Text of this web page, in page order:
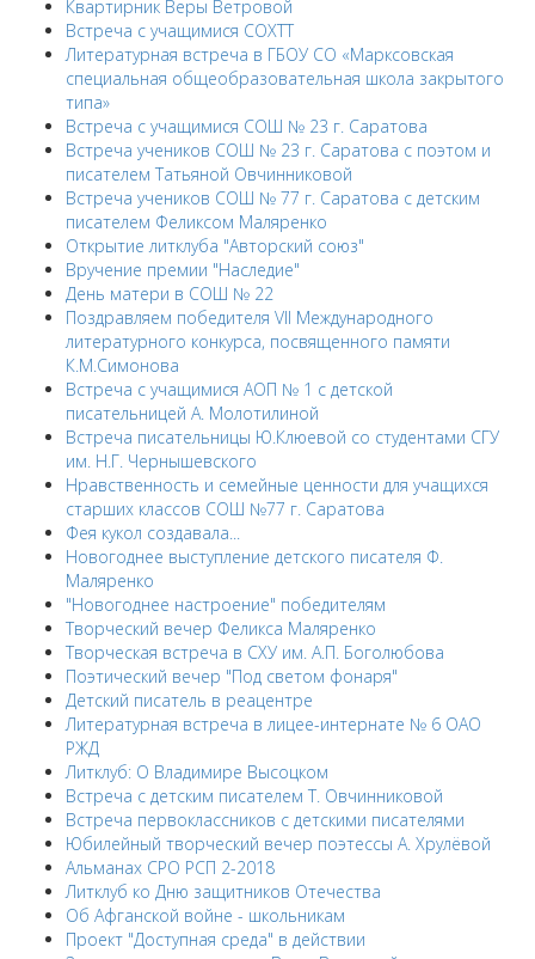
Квартирник Веры Ветровой
Встреча с учащимися СОХТТ
Литературная встреча в ГБОУ СО «Марксовская
специальная общеобразовательная школа закрытого
типа»
Встреча с учащимися СОШ № 23 г. Саратова
Встреча учеников СОШ № 23 г. Саратова с поэтом и
писателем Татьяной Овчинниковой
Встреча учеников СОШ № 77 г. Саратова с детским
писателем Феликсом Маляренко
Открытие литклуба "Авторский союз"
Вручение премии "Наследие"
День матери в СОШ № 22
Поздравляем победителя VII Международного
литературного конкурса, посвященного памяти
К.М.Симонова
Встреча с учащимися АОП № 1 с детской
писательницей А. Молотилиной
Встреча писательницы Ю.Клюевой со студентами СГУ
им. Н.Г. Чернышевского
Нравственность и семейные ценности для учащихся
старших классов СОШ №77 г. Саратова
Фея кукол создавала...
Новогоднее выступление детского писателя Ф.
Маляренко
"Новогоднее настроение" победителям
Творческий вечер Феликса Маляренко
Творческая встреча в СХУ им. А.П. Боголюбова
Поэтический вечер "Под светом фонаря"
Детский писатель в реацентре
Литературная встреча в лицее-интернате № 6 ОАО
РЖД
Литклуб: О Владимире Высоцком
Встреча с детским писателем Т. Овчинниковой
Встреча первоклассников с детскими писателями
Юбилейный творческий вечер поэтессы А. Хрулёвой
Альманах СРО РСП 2-2018
Литклуб ко Дню защитников Отечества
Об Афганской войне - школьникам
Проект "Доступная среда" в действии